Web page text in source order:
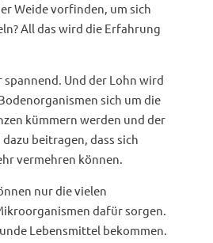
Weide vorfinden, um sich
All das wird die Erfahrung
spannend. Und der Lohn wird
sich um die
kümmern werden und der
beitragen, dass sich
vermehren können.
nur die vielen
dafür sorgen.
Lebensmittel bekommen.